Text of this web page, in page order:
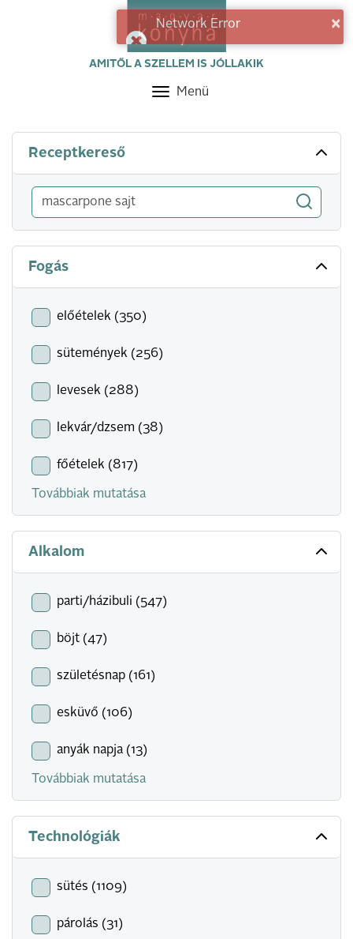
AMITŐL A SZELLEM IS JÓLLAKIK
Toggle
Menü
Receptkereső
Fogás
előételek (350)
sütemények (256)
levesek (288)
lekvár/dzsem (38)
főételek (817)
Továbbiak mutatása
Alkalom
parti/házibuli (547)
böjt (47)
születésnap (161)
esküvő (106)
anyák napja (13)
Továbbiak mutatása
Technológiák
sütés (1109)
párolás (31)
×
Network Error